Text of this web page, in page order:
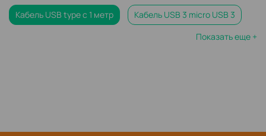
Кабель USB type c 1 метр Кабель USB 3 micro USB 3
Кабель USB type c mini USB
Показать еще +